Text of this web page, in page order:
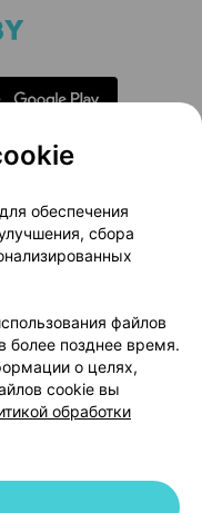
проекта
маркетинг
Доставка
Партнеры
103.by
Cookie
обеспечения
сбора
файлов
более позднее время.
о целях,
cookie вы
обработки